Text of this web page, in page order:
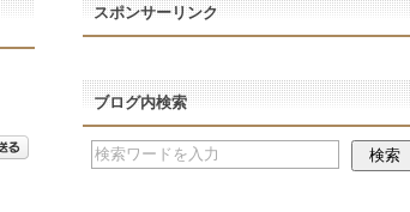
スポンサーリンク
ブログ内検索